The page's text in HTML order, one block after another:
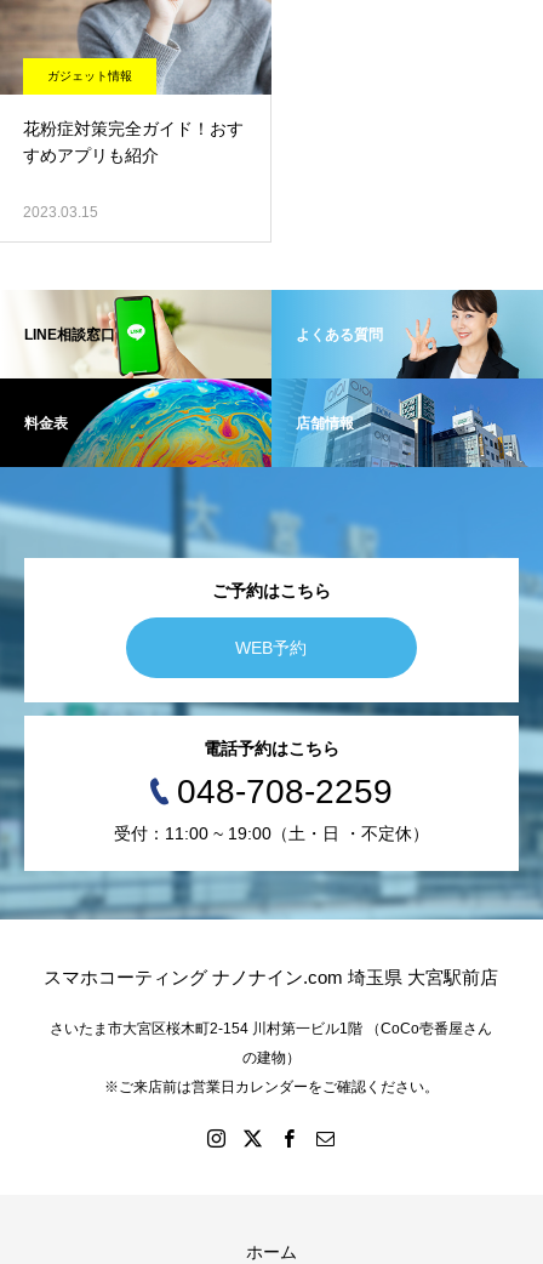
ガジェット情報
花粉症対策完全ガイド！おす
すめアプリも紹介
2023.03.15
LINE相談窓口 よくある質問
料金表 店舗情報
ご予約はこちら
WEB予約
電話予約はこちら
048-708-2259
受付：11:00 ~ 19:00（土・日 ・不定休）
スマホコーティング ナノナイン.com 埼玉県 大宮駅前店
さいたま市大宮区桜木町2-154 川村第一ビル1階 （CoCo壱番屋さん
の建物）
※ご来店前は営業日カレンダーをご確認ください。
ホーム